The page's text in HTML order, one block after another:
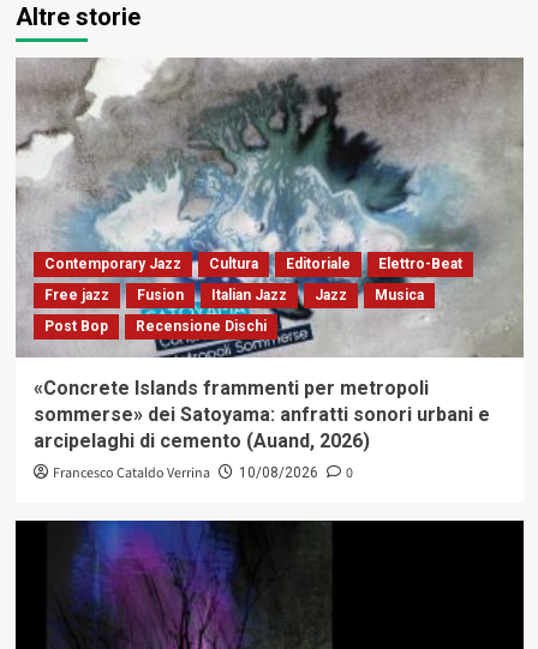
Altre storie
Contemporary Jazz Cultura Editoriale
Elettro-Beat
Free jazz
Fusion Italian Jazz Jazz
Musica
Post Bop
Recensione Dischi
«Concrete Islands frammenti per metropoli
sommerse» dei Satoyama: anfratti sonori urbani e
arcipelaghi di cemento (Auand, 2026)
Francesco Cataldo Verrina 10/08/2026 0